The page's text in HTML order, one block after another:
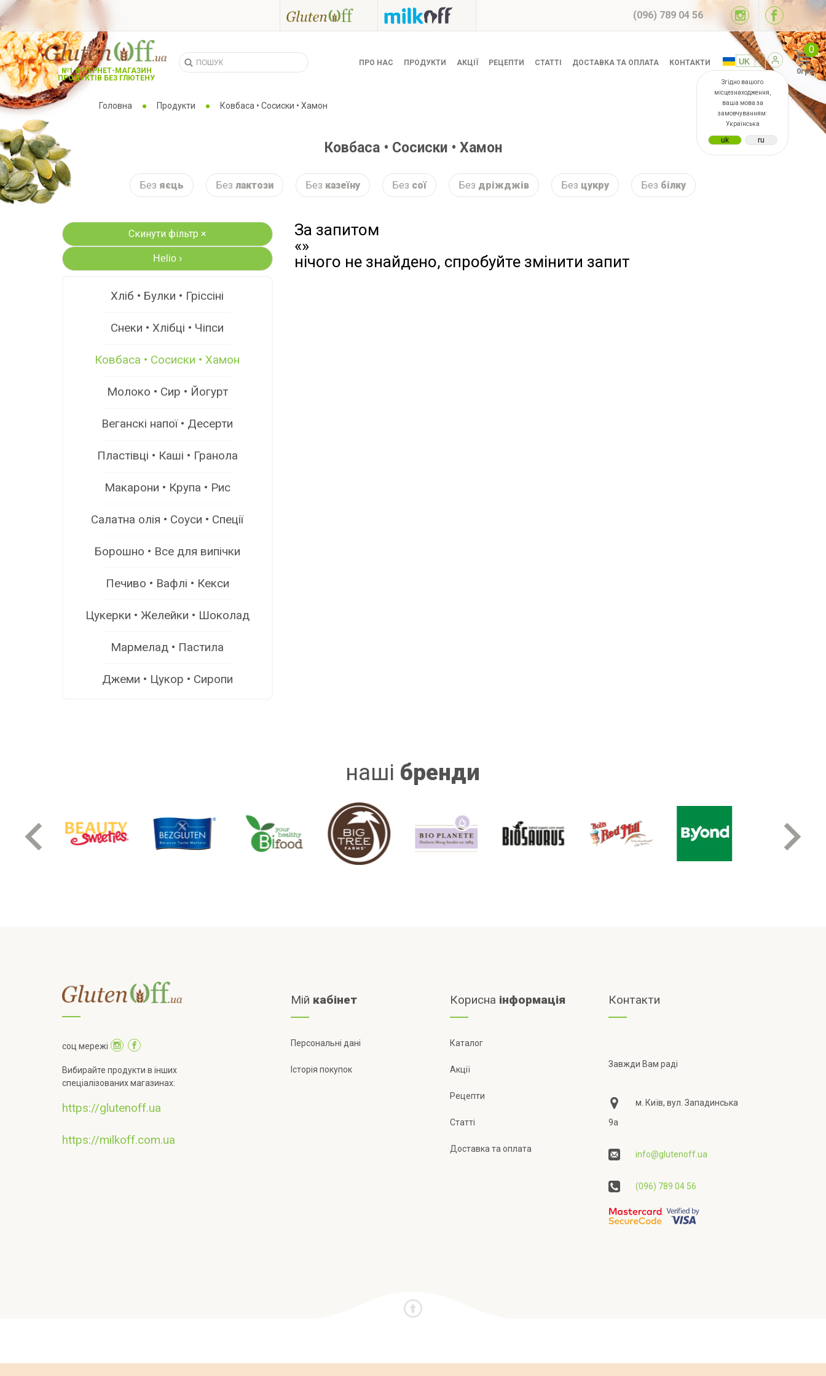
(096) 789 04 56
№1 ІНТЕРНЕТ-МАГАЗИН
ПРОДУКТІВ БЕЗ ГЛЮТЕНУ
ПРО НАС ПРОДУКТИ АКЦІЇ РЕЦЕПТИ СТАТТІ ДОСТАВКА ТА ОПЛАТА КОНТАКТИ
Згідно вашого
місцезнаходження,
ваша мова за
замовчуванням:
Українська
0
0грн
Головна Продукти Ковбаса • Сосиски • Хамон
Ковбаса • Сосиски • Хамон
Без яєць Безлактози Без казеїну Без сої Без дріжджів Без цукру Без білку
Скинути фільтр ×
Helio ›
Хліб • Булки • Гріссіні
Снеки • Хлібці • Чіпси
Ковбаса • Сосиски • Хамон
Молоко • Сир • Йогурт
Веганскі напої • Десерти
Пластівці • Каші • Гранола
Макарони • Крупа • Рис
Салатна олія • Соуси • Спеції
Борошно • Все для випічки
Печиво • Вафлі • Кекси
Цукерки • Желейки • Шоколад
Мармелад • Пастила
Джеми • Цукор • Сиропи
За запитом
«»
нічого не знайдено, спробуйте змінити запит
наші бренди
соц мережі
Вибирайте продукти в інших
спеціалізованих магазинах:
https://glutenoff.ua
https://milkoff.com.ua
Мій кабінет
Персональні дані
Історія покупок
Корисна інформація
Каталог
Акції
Рецепти
Статті
Доставка та оплата
Контакти
Завжди Вам раді
м. Київ, вул. Западинська
9а
info@glutenoff.ua
(096) 789 04 56